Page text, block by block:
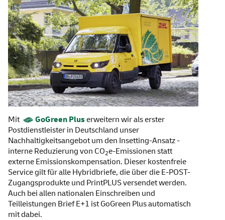
Mit GoGreen Pluserweitern wir als erster
Postdienstleister in Deutschland unser
Nachhaltigkeitsangebot um den Insetting-Ansatz -
interne Reduzierung von CO2e-Emissionen statt
externe Emissionskompensation. Dieser kostenfreie
Servicegilt für alle Hybridbriefe, die über die E-POST-
Zugangsprodukte und PrintPLUS versendet werden.
Auch bei allen nationalen Einschreiben und
Teilleistungen Brief E+1 ist GoGreen Plus automatisch
mit dabei.